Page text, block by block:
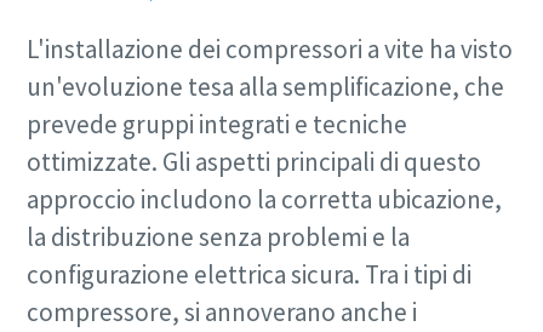
L'installazione dei compressori a vite ha visto
un'evoluzione tesa alla semplificazione, che
prevede gruppi integrati e tecniche
ottimizzate. Gli aspetti principali di questo
approccio includono la corretta ubicazione,
la distribuzione senza problemi e la
configurazione elettrica sicura. Tra i tipi di
compressore, si annoverano anche i